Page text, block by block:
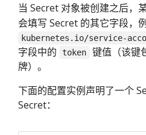
当 Secret 对象被创建之后，
会填写 Secret 的其它字段，
kubernetes.io/service-
字段中的 token
键值（该键
牌）。
下面的配置实例声明了一个
Secret：